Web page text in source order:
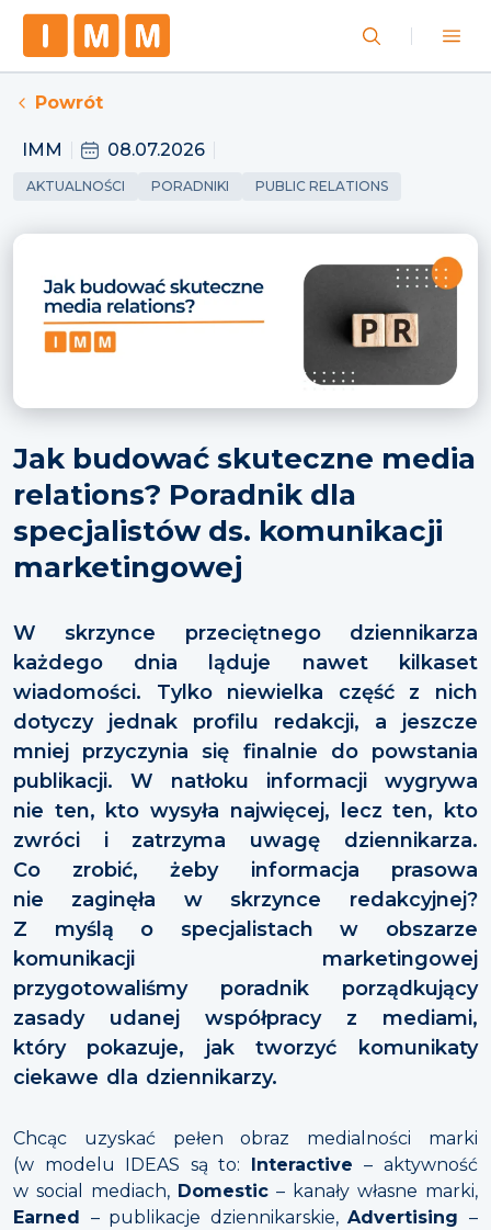
Powrót
IMM 08.07.2026
AKTUALNOŚCI PORADNIKI PUBLIC RELATIONS
Jak budować skuteczne media
relations? Poradnik dla
specjalistów ds. komunikacji
marketingowej
W skrzynce przeciętnego dziennikarza
każdego dnia ląduje nawet kilkaset
wiadomości. Tylko niewielka część z nich
dotyczy jednak profilu redakcji, a jeszcze
mniej przyczynia się finalnie do powstania
publikacji. W natłoku informacji wygrywa
nie ten, kto wysyła najwięcej, lecz ten, kto
zwróci i zatrzyma uwagę dziennikarza.
Co zrobić, żeby informacja prasowa
nie zaginęła w skrzynce redakcyjnej?
Z myślą o specjalistach w obszarze
komunikacji marketingowej
przygotowaliśmy poradnik porządkujący
zasady udanej współpracy z mediami,
który pokazuje, jak tworzyć komunikaty
ciekawe dla dziennikarzy.
Chcąc uzyskać pełen obraz medialności marki
(w modelu IDEAS są to: Interactive– aktywność
w social mediach, Domestic– kanały własne marki,
Earned – publikacje dziennikarskie,Advertising –